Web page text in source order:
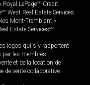
Royal LePageMD Credit
MD West Real Estate Services
Mont-Tremblant »
Estate ServicesMD.
logos qui s'y rapportent
par les membres
et de la location de
de vente collaborative.